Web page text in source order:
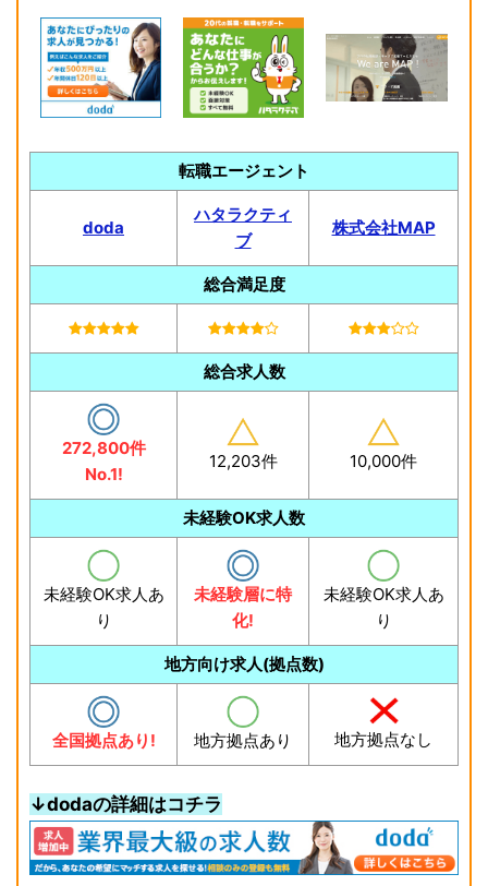
転職エージェント
doda
ハタラクティ
ブ
株式会社MAP
総合満足度
総合求人数
272,800件
No.1!
12,203件 10,000件
未経験OK求人数
未経験OK求人あ
り
未経験層に特
化!
未経験OK求人あ
り
地方向け求人(拠点数)
全国拠点あり! 地方拠点あり 地方拠点なし
↓dodaの詳細はコチラ